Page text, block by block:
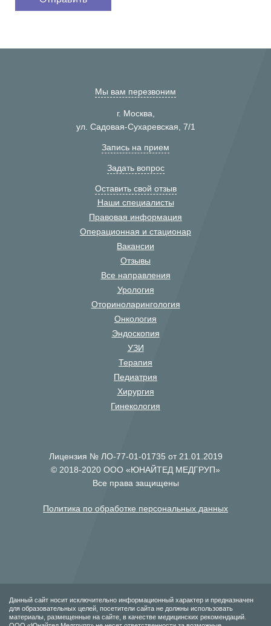
Мы вам перезвоним
г. Москва,
ул. Садовая-Сухаревская, 7/1
Запись на прием
Задать вопрос
Оставить свой отзыв
Наши специалисты
Правовая информация
Операционная и стационар
Вакансии
Отзывы
Все направления
Урология
Оториноларингология
Онкология
Эндоскопия
УЗИ
Терапия
Педиатрия
Хирургия
Гинекология
Лицензия № ЛО-77-01-01735 от 21.01.2019
© 2018-2020 ООО «ЮНАЙТЕД МЕДГРУП»
Все права защищены
Политика по обработке персональных данных
Данный сайт носит исключительно информационный характер и предназначен
для образовательных целей, посетители сайта не должны использовать
материалы, размещенные на сайте, в качестве медицинских рекомендаций.